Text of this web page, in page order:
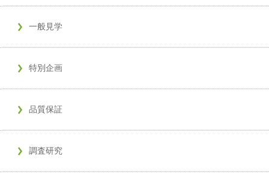
一般見学
特別企画
品質保証
調査研究